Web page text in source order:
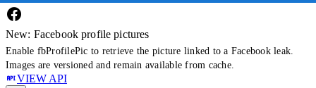
New: Facebook profile pictures
Enable fbProfilePic to retrieve the picture linked to a Facebook leak.
Images are versioned and remain available from cache.
VIEW API